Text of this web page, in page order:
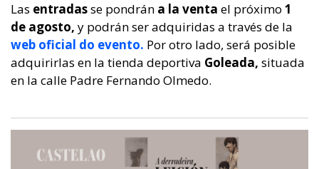
Las entradasse pondrán a la venta el próximo 1
de agosto, y podrán ser adquiridas a través de la
web oficial do evento. Por otro lado, será posible
adquirirlas en la tienda deportiva Goleada, situada
en la calle Padre Fernando Olmedo.